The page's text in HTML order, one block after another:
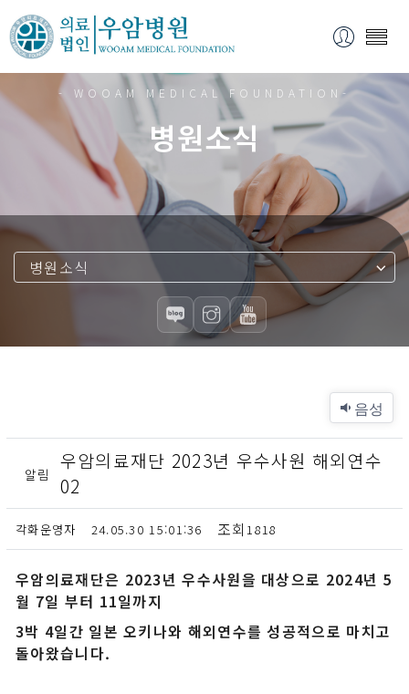
- WOOAM MEDICAL FOUNDATION-
병원소식
병원소식
음성
알림
우암의료재단 2023년 우수사원 해외연수
02
각화운영자 24.05.30 15:01:36 1818
우암의료재단은 2023년 우수사원을 대상으로 2024년 5
월 7일 부터 11일까지
3박 4일간 일본 오키나와 해외연수를 성공적으로 마치고
돌아왔습니다.